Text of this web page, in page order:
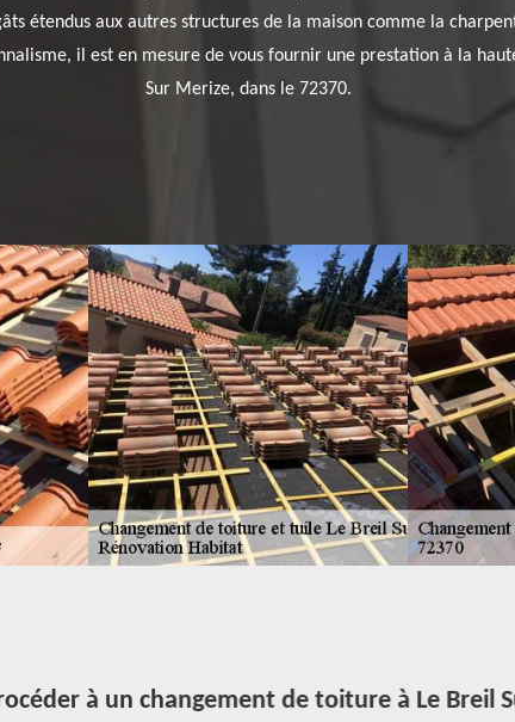
étendus aux autres structures de la maison comme la
il est en mesure de vous fournir une prestation à la
Sur Merize, dans le 72370.
à un changement de toiture à Le Breil